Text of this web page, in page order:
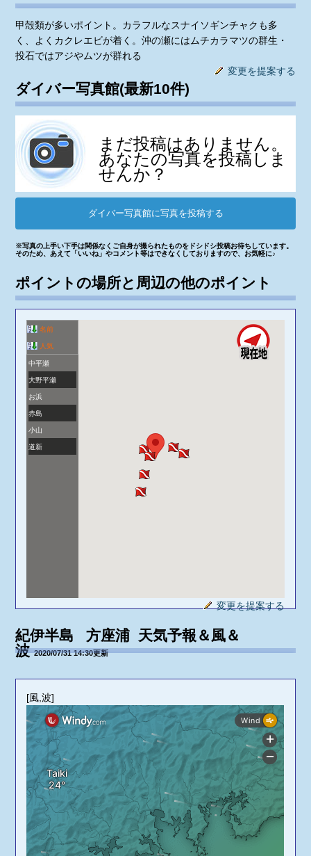
甲殻類が多いポイント。カラフルなスナイソギンチャクも多
く、よくカクレエビが着く。沖の瀬にはムチカラマツの群生・
投石ではアジやムツが群れる
変更を提案する
ダイバー写真館(最新10件)
まだ投稿はありません。
あなたの写真を投稿しま
せんか？
ダイバー写真館に写真を投稿する
※写真の上手い下手は関係なくご自身が撮られたものをドシドシ投稿お待ちしています。
そのため、あえて「いいね」やコメント等はできなくしておりますので、お気軽に♪
ポイントの場所と周辺の他のポイント
名前
人気
中平瀬
大野平瀬
お浜
赤島
小山
道新
変更を提案する
紀伊半島 方座浦 天気予報＆風＆
波2020/07/31 14:30更新
[風,波]